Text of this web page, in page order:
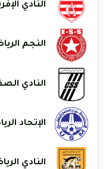
النادي
النجم
النادي
الإتحاد
النادي